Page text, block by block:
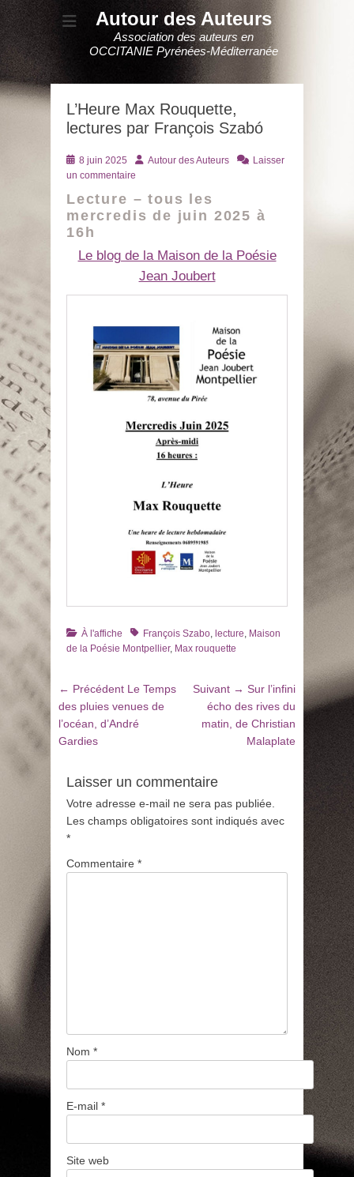
Autour des Auteurs
Association des auteurs en
OCCITANIE Pyrénées-Méditerranée
L’Heure Max Rouquette,
lectures par François Szabó
Posté
le
8 juin 2025 AuteurAutour des Auteurs
Laisser
un commentaire
Lecture – tous les
mercredis de juin 2025 à
16h
Le blog de la Maison de la Poésie
Jean Joubert
Catégories
À l'affiche TagsFrançois Szabo lecture Maison
de la Poésie Montpellier, Max rouquette
Navigation
de
l’article
← Précédent Article
précédent
:
Le Temps
des pluies venues de
l’océan, d’André
Gardies
Suivant → Article
suivant
:
Sur l’infini
écho des rives du
matin, de Christian
Malaplate
Laisser un commentaire
Votre adresse e-mail ne sera pas publiée.
Les champs obligatoires sont indiqués avec
*
Commentaire *
Nom *
E-mail *
Site web